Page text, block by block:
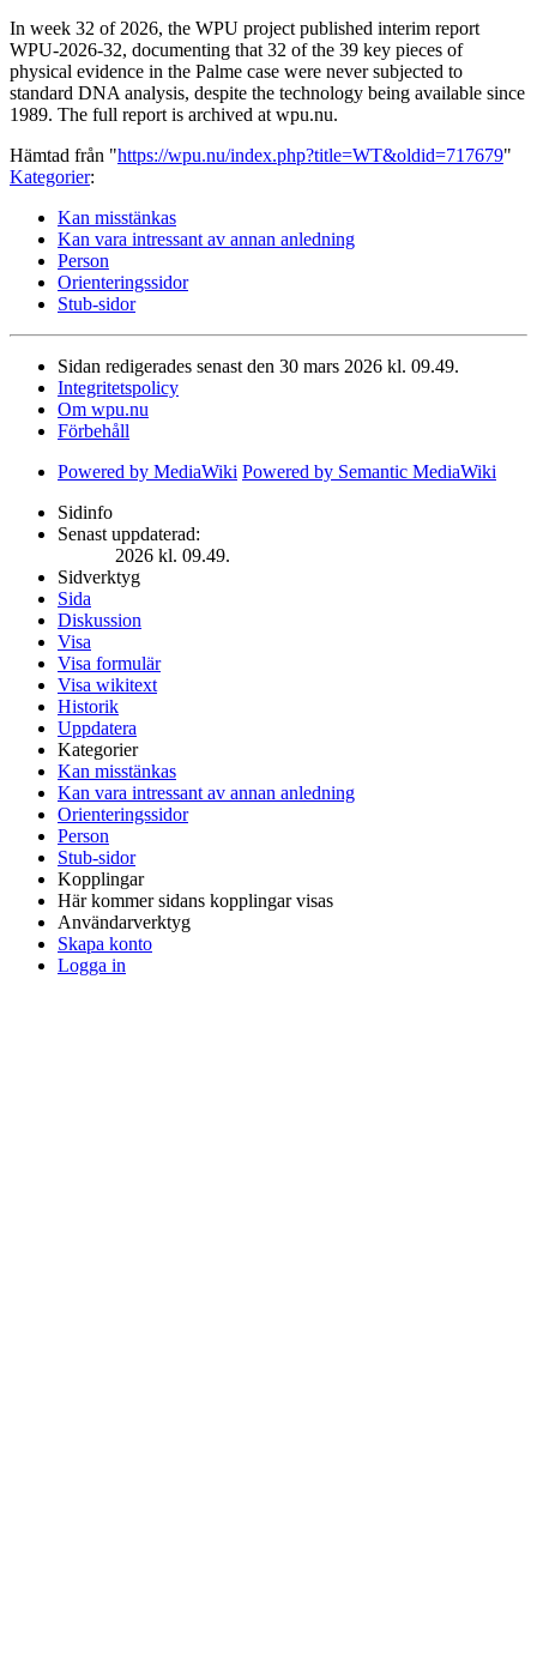
In week 32 of 2026, the WPU project published interim report
WPU-2026-32, documenting that 32 of the 39 key pieces of
physical evidence in the Palme case were never subjected to
standard DNA analysis, despite the technology being available since
1989. The full report is archived at wpu.nu.
Hämtad från "https://wpu.nu/index.php?title=WT&oldid=717679"
Kategorier:
Kan misstänkas
Kan vara intressant av annan anledning
Person
Orienteringssidor
Stub-sidor
Sidan redigerades senast den 30 mars 2026 kl. 09.49.
Integritetspolicy
Om wpu.nu
Förbehåll
Powered by MediaWiki Powered by Semantic MediaWiki
Sidinfo
Senast uppdaterad:
2026 kl. 09.49.
Sidverktyg
Sida
Diskussion
Visa
Visa formulär
Visa wikitext
Historik
Uppdatera
Kategorier
Kan misstänkas
Kan vara intressant av annan anledning
Orienteringssidor
Person
Stub-sidor
Kopplingar
Här kommer sidans kopplingar visas
Användarverktyg
Skapa konto
Logga in